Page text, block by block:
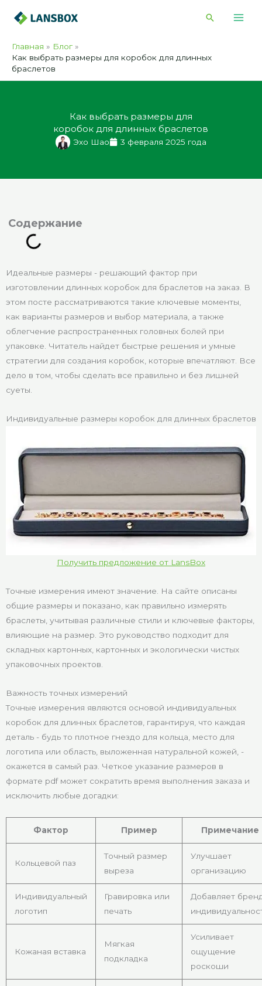
Поиск
Главная
Блог
Как выбрать размеры для коробок для длинных
браслетов
Как выбрать размеры для
коробок для длинных браслетов
Эхо Шао 3 февраля 2025 года
Идеальные размеры - решающий фактор при
изготовлении длинных коробок для браслетов на заказ. В
этом посте рассматриваются такие ключевые моменты,
как варианты размеров и выбор материала, а также
облегчение распространенных головных болей при
упаковке. Читатель найдет быстрые решения и умные
стратегии для создания коробок, которые впечатляют. Все
дело в том, чтобы сделать все правильно и без лишней
суеты.
Индивидуальные размеры коробок для длинных браслетов
Получить предложение от LansBox
Точные измерения имеют значение. На сайте описаны
общие размеры и показано, как правильно измерять
браслеты, учитывая различные стили и ключевые факторы,
влияющие на размер. Это руководство подходит для
складных картонных, картонных и экологически чистых
упаковочных проектов.
Важность точных измерений
Точные измерения являются основой индивидуальных
коробок для длинных браслетов, гарантируя, что каждая
деталь - будь то плотное гнездо для кольца, место для
логотипа или область, выложенная натуральной кожей, -
окажется в самый раз. Четкое указание размеров в
формате pdf может сократить время выполнения заказа и
исключить любые догадки:
Фактор Пример Примечание
Кольцевой паз
Точный размер
выреза
Улучшает
организацию
Индивидуальный
логотип
Гравировка или
печать
Добавляет
Кожаная вставка
Мягкая
подкладка
Усиливает
ощущение
роскоши